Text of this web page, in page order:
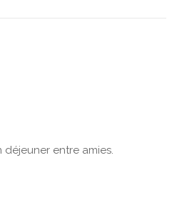
entre amies.